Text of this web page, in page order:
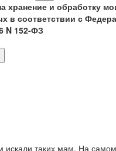
хранение и обработку
в соответствии с
N 152-ФЗ
искали таких мам. На